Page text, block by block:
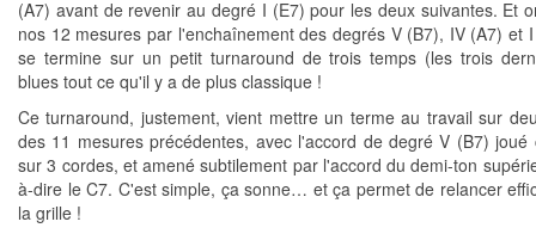
(A7) avant de revenir au degré I (E7) pour les deux suivantes. Et
nos 12 mesures par l'enchaînement des degrés V (B7), IV (A7) et
se termine sur un petit turnaround de trois temps (les trois
blues tout ce qu'il y a de plus classique !
Ce turnaround, justement, vient mettre un terme au travail sur
des 11 mesures précédentes, avec l'accord de degré V (B7) joué
sur 3 cordes, et amené subtilement par l'accord du demi-ton
à-dire le C7. C'est simple, ça sonne… et ça permet de relancer
la grille !